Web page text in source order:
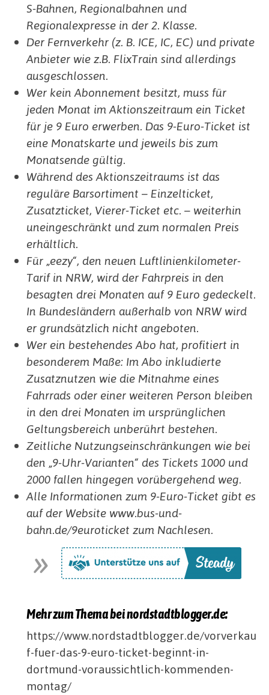
S-​Bahnen, Regionalbahnen und
Regionalexpresse in der 2. Klasse.
Der Fernverkehr (z. B. ICE, IC, EC) und private
Anbieter wie z.B. FlixTrain sind allerdings
ausgeschlossen.
Wer kein Abonnement besitzt, muss für
jeden Monat im Aktionszeitraum ein Ticket
für je 9 Euro erwerben. Das 9-​Euro-Ticket ist
eine Monatskarte und jeweils bis zum
Monatsende gültig.
Während des Aktionszeitraums ist das
reguläre Barsortiment – Einzelticket,
Zusatzticket, Vierer-Ticket etc. – weiterhin
uneingeschränkt und zum normalen Preis
erhältlich.
Für „eezy“, den neuen Luftlinienkilometer-
Tarif in NRW, wird der Fahrpreis in den
besagten drei Monaten auf 9 Euro gedeckelt.
In Bundesländern außerhalb von NRW wird
er grundsätzlich nicht angeboten.
Wer ein bestehendes Abo hat, profitiert in
besonderem Maße: Im Abo inkludierte
Zusatznutzen wie die Mitnahme eines
Fahrrads oder einer weiteren Person bleiben
in den drei Monaten im ursprünglichen
Geltungsbereich unberührt bestehen.
Zeitliche Nutzungseinschränkungen wie bei
den „9-Uhr-Varianten“ des Tickets 1000 und
2000 fallen hingegen vorübergehend weg.
Alle Informationen zum 9-Euro-Ticket gibt es
auf der Website www.bus-und-
bahn.de/9euroticket zum Nachlesen.
Mehr zum Thema bei nordstadtblogger.de:
https://www.nordstadtblogger.de/vorverkau
f-fuer-das-9-euro-ticket-beginnt-in-
dortmund-voraussichtlich-kommenden-
montag/